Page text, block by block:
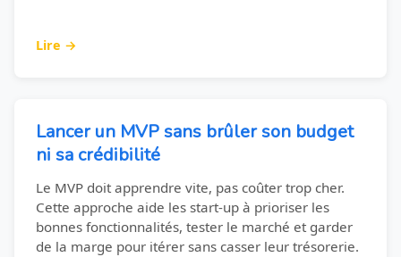
Lire →
Lancer un MVP sans brûler son budget
ni sa crédibilité
Le MVP doit apprendre vite, pas coûter trop cher.
Cette approche aide les start-up à prioriser les
bonnes fonctionnalités, tester le marché et garder
de la marge pour itérer sans casser leur trésorerie.